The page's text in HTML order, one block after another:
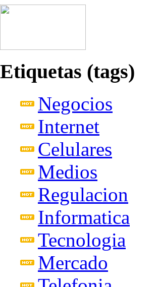
Etiquetas (tags)
Negocios
Internet
Celulares
Medios
Regulacion
Informatica
Tecnologia
Mercado